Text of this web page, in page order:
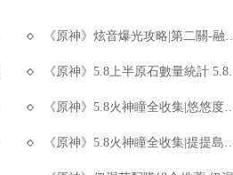
《原神》炫音爆光攻略|第二關-融融春色的動情柔律
《原神》5.8上半原石數量統計 5.8上半能獲得多少原石
《原神》5.8火神瞳全收集|悠悠度假村火神瞳全收集Part2
《原神》5.8火神瞳全收集|提提島全收集攻略